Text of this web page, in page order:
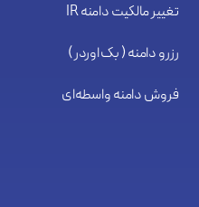
تغییر مالکیت دامنه IR
رزرو دامنه ( بک اوردر )
فروش دامنه واسطه‌ای